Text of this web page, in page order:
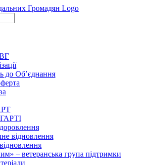
до Об’єднання
відновлення
– ветеранська група підтримки